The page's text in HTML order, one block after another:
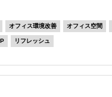
オフィス環境改善 オフィス空間
リフレッシュ